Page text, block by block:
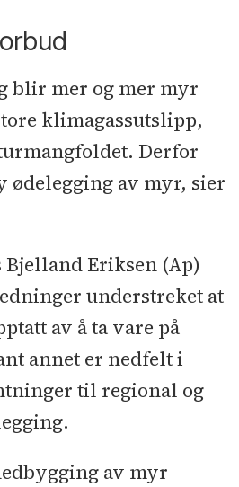
blir mer og mer myr
klimagassutslipp,
Derfor
ødelegging av myr, sier
Bjelland Eriksen (Ap)
understreket at
av å ta vare på
annet er nedfelt i
til regional og
av myr